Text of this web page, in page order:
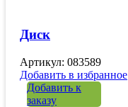
Диск
Артикул: 083589
Добавить в избранное
Добавить к
заказу